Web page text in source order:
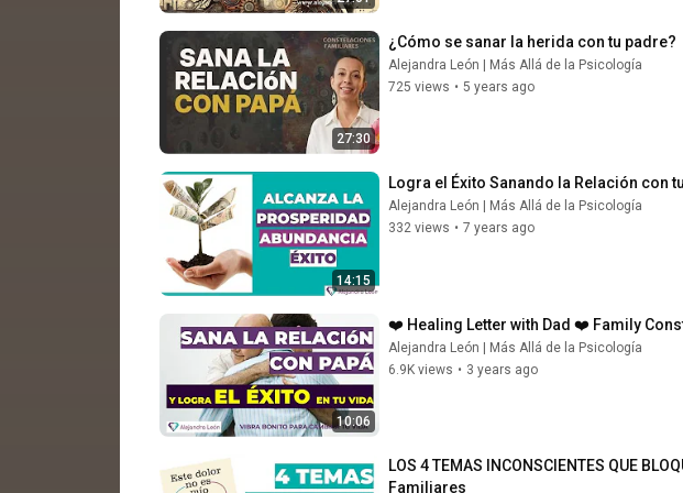
27:30
¿Cómo se sanar la herida con tu
Alejandra León | Más Allá de la Psicología
725 views • 5 years ago
14:15
Logra el Éxito Sanando la Relación con
Alejandra León | Más Allá de la Psicología
332 views • 7 years ago
10:06
❤️ Healing Letter with Dad ❤️ Family
Alejandra León | Más Allá de la Psicología
6.9K views • 3 years ago
LOS 4 TEMAS INCONSCIENTES QUE
Familiares